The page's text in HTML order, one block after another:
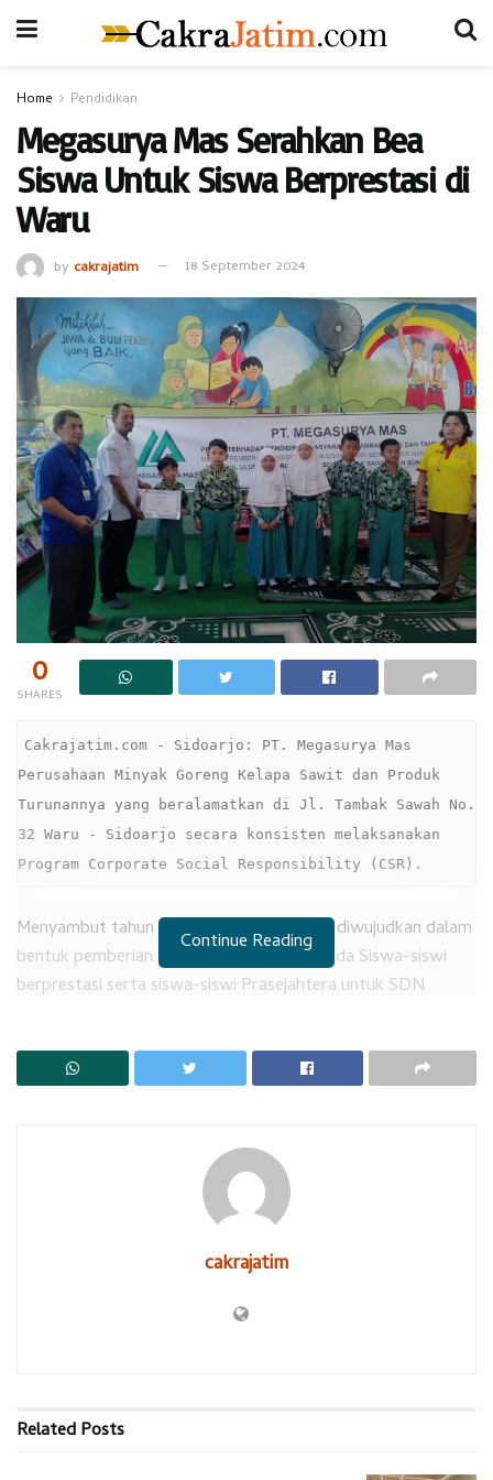
Home Pendidikan
Megasurya Mas Serahkan Bea
Siswa Untuk Siswa Berprestasi di
Waru
by cakrajatim 18 September 2024
0
SHARES
Cakrajatim.com - Sidoarjo: PT. Megasurya Mas
Perusahaan Minyak Goreng Kelapa Sawit dan Produk
Turunannya yang beralamatkan di Jl. Tambak Sawah No.
32 Waru - Sidoarjo secara konsisten melaksanakan
Program Corporate Social Responsibility (CSR).
Menyambut tahun ajaran baru, CSR kali ini diwujudkan dalam
bentuk pemberian bantuan Beasiswa kepada Siswa-siswi
berprestasi serta siswa-siswi Prasejahtera untuk SDN
Ikhlas yang berada di Wilayah Desa Tambak Sawah dan
Tambakrejo.
Continue Reading
cakrajatim
RelatedPosts